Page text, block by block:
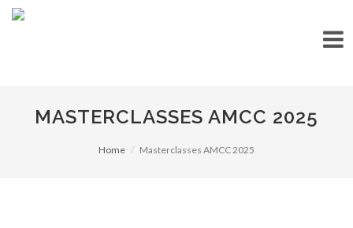
MASTERCLASSES AMCC 2025
Home Masterclasses AMCC 2025